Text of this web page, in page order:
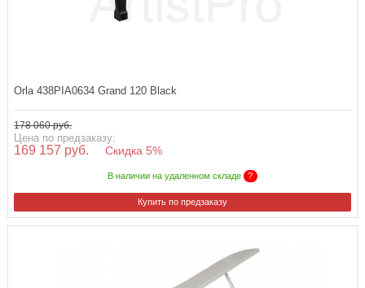
Orla 438PIA0634 Grand 120 Black
178 060 руб.
Цена по предзаказу:
169 157 руб. Скидка 5%
В наличии на удаленном складе ?
Купить по предзаказу